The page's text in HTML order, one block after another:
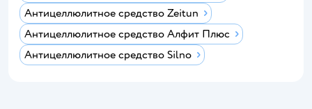
Антицеллюлитное средство Zeitun
Антицеллюлитное средство Алфит Плюс
Антицеллюлитное средство Silno